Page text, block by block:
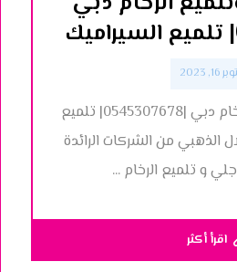
2023
شركة جلي وتلميع الرخام دبي |0545307678| تلميع
الذهبي من الشركات الرائدة
و تلميع الرخام ...
اقرأ أكثر